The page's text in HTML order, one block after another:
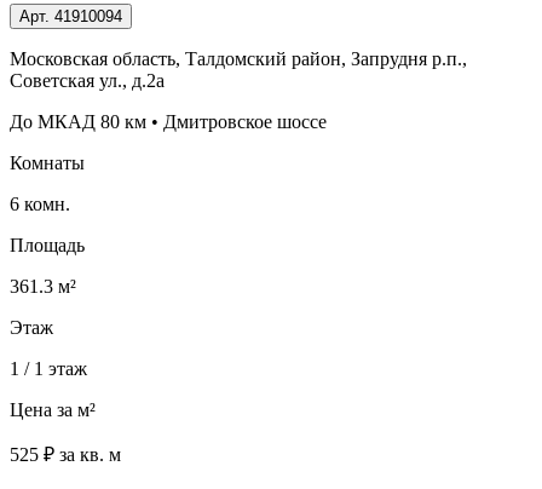
Арт. 41910094
Московская область, Талдомский район, Запрудня р.п.,
Советская ул., д.2а
До МКАД 80 км • Дмитровское шоссе
Комнаты
6 комн.
Площадь
361.3 м²
Этаж
1 / 1 этаж
Цена за м²
525 ₽ за кв. м